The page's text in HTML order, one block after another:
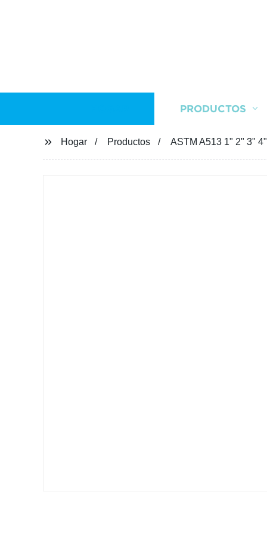
PRODUCTOS
Hogar Productos ASTM A513 1" 2" 3"